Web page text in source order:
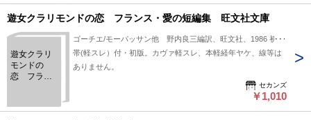
遊女クラリモンドの恋 フランス・愛の短編集 旺文社文庫
遊女クラリ
モンドの
恋 フラン
社文庫
ゴーチエ/モーパッサン他 野内良三編訳、旺文社、1986 初版
帯(軽スレ）付・初版。カヴァ軽スレ、本軽経年ヤケ、線等は
ありません。
セカンズ
￥1,010